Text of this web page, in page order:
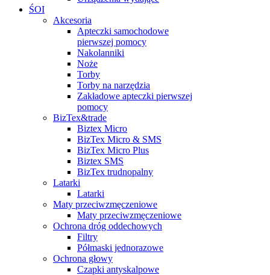
ŚOI
Akcesoria
Apteczki samochodowe
pierwszej pomocy
Nakolanniki
Noże
Torby
Torby na narzędzia
Zakładowe apteczki pierwszej
pomocy
BizTex&trade
Biztex Micro
BizTex Micro & SMS
BizTex Micro Plus
Biztex SMS
BizTex trudnopalny
Latarki
Latarki
Maty przeciwzmęczeniowe
Maty przeciwzmęczeniowe
Ochrona dróg oddechowych
Filtry
Półmaski jednorazowe
Ochrona głowy
Czapki antyskalpowe